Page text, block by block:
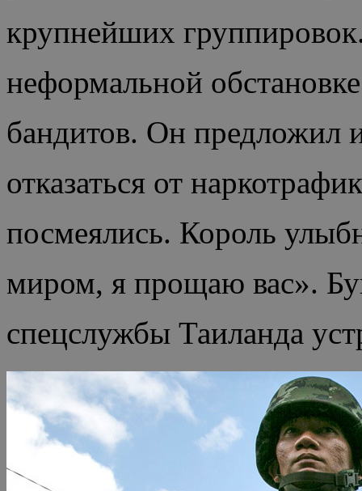
крупнейших
неформальной
бандитов. Он предложил
отказаться от
посмеялись. Король
миром, я прощаю вас».
спецслужбы Таиланда